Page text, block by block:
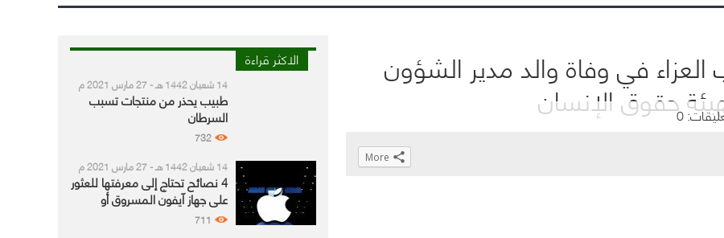
في وفاة والد مدير الشؤون
حقوق الإنسان 0
Click
Click
More
الاكثر قراءة
14 شعبان 1442 هـ - 27 مارس 2021 م
طبيب يحذر من منتجات تسبب
السرطان
732
14 شعبان 1442 هـ - 27 مارس 2021 م
4 نصائح تحتاج إلى معرفتها للعثور
على جهاز آيفون المسروق أو
المفقود
711